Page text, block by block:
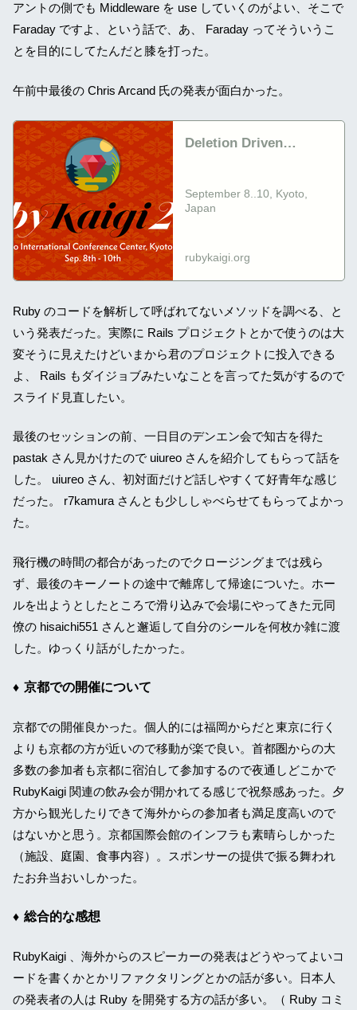
アントの側でも Middleware を use していくのがよい、そこで
Faraday ですよ、という話で、あ、 Faraday ってそういうこ
とを目的にしてたんだと膝を打った。
午前中最後の Chris Arcand 氏の発表が面白かった。
Deletion Driven
delete code! -
RubyKaigi 2016
September 8..10, Kyoto,
Japan
rubykaigi.org
Ruby のコードを解析して呼ばれてないメソッドを調べる、と
いう発表だった。実際に Rails プロジェクトとかで使うのは大
変そうに見えたけどいまから君のプロジェクトに投入できる
よ、 Rails もダイジョブみたいなことを言ってた気がするので
スライド見直したい。
最後のセッションの前、一日目のデンエン会で知古を得た
pastak さん見かけたので uiureo さんを紹介してもらって話を
した。 uiureo さん、初対面だけど話しやすくて好青年な感じ
だった。 r7kamura さんとも少ししゃべらせてもらってよかっ
た。
飛行機の時間の都合があったのでクロージングまでは残ら
ず、最後のキーノートの途中で離席して帰途についた。ホー
ルを出ようとしたところで滑り込みで会場にやってきた元同
僚の hisaichi551 さんと邂逅して自分のシールを何枚か雑に渡
した。ゆっくり話がしたかった。
京都での開催について
京都での開催良かった。個人的には福岡からだと東京に行く
よりも京都の方が近いので移動が楽で良い。首都圏からの大
多数の参加者も京都に宿泊して参加するので夜通しどこかで
RubyKaigi 関連の飲み会が開かれてる感じで祝祭感あった。夕
方から観光したりできて海外からの参加者も満足度高いので
はないかと思う。京都国際会館のインフラも素晴らしかった
（施設、庭園、食事内容）。スポンサーの提供で振る舞われ
たお弁当おいしかった。
総合的な感想
RubyKaigi 、海外からのスピーカーの発表はどうやってよいコ
ードを書くかとかリファクタリングとかの話が多い。日本人
の発表者の人は Ruby を開発する方の話が多い。（ Ruby コミ